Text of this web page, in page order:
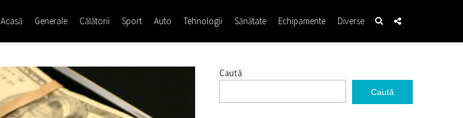
Acasă Generale Călătorii Sport Auto Tehnologii Sănătate Echipamente Diverse
Caută
Caută